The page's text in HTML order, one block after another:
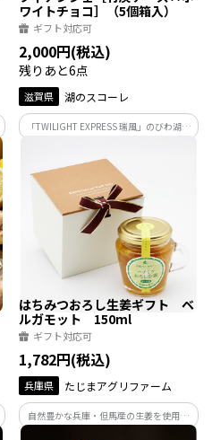
ワイトチョコ］（5個箱入）
ギフト対応可
2,000円(税込)
残りあと6点
滋賀県 湖のスコーレ
「TWILIGHT EXPRESS 瑞風」のびわ湖周
チを監修する食の匠・市山シェフが生み
出したフィナンシェ。滋賀県産チーズと
ホワイトチョコの組合せをお楽しみくだ
さい。
はちみつおろし生姜ギフト ベ
ルガモット 150ml
ギフト対応可
1,782円(税込)
兵庫県 たじまアグリファーム
自然豊かな兵庫・但馬産の生姜を使用。